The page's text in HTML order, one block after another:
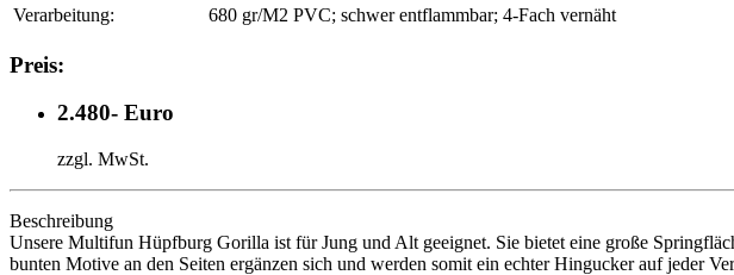
Verarbeitung:
680 gr/M2 PVC; schwer entflammbar; 4-Fach vernäht
Preis:
2.480- Euro
zzgl. MwSt.
Beschreibung
Unsere Multifun Hüpfburg Gorilla ist für Jung und Alt geeignet. Sie bietet eine große
bunten Motive an den Seiten ergänzen sich und werden somit ein echter Hingucker auf jeder